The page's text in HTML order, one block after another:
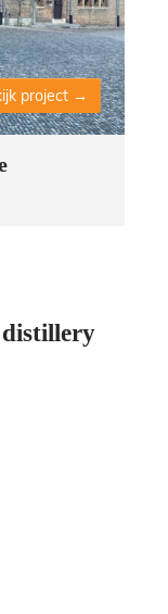
project